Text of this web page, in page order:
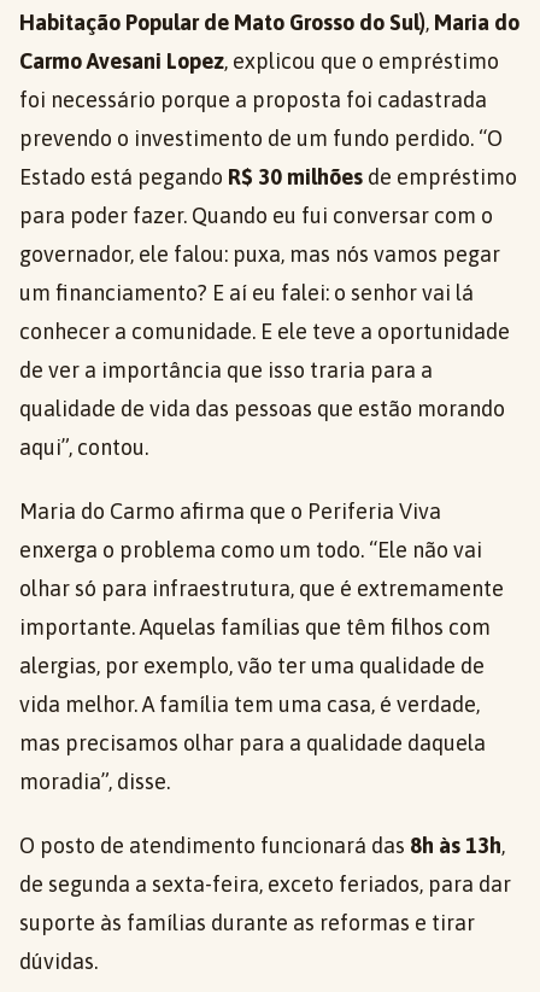
Habitação Popular de Mato Grosso do Sul), Maria do
Carmo Avesani Lopez, explicou que o empréstimo
foi necessário porque a proposta foi cadastrada
prevendo o investimento de um fundo perdido. “O
Estado está pegando R$ 30 milhões de empréstimo
para poder fazer. Quando eu fui conversar com o
governador, ele falou: puxa, mas nós vamos pegar
um financiamento? E aí eu falei: o senhor vai lá
conhecer a comunidade. E ele teve a oportunidade
de ver a importância que isso traria para a
qualidade de vida das pessoas que estão morando
aqui”, contou.
Maria do Carmo afirma que o Periferia Viva
enxerga o problema como um todo. “Ele não vai
olhar só para infraestrutura, que é extremamente
importante. Aquelas famílias que têm filhos com
alergias, por exemplo, vão ter uma qualidade de
vida melhor. A família tem uma casa, é verdade,
mas precisamos olhar para a qualidade daquela
moradia”, disse.
O posto de atendimento funcionará das 8h às 13h,
de segunda a sexta-feira, exceto feriados, para dar
suporte às famílias durante as reformas e tirar
dúvidas.